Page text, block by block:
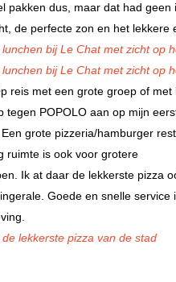
pakken dus, maar dat had geen
de perfecte zon en het lekkere
reis met een grote groep of met
tegen POPOLO aan op mijn
grote pizzeria/hamburger
ruimte is ook voor grotere
Ik at daar de lekkerste pizza
Goede en snelle service